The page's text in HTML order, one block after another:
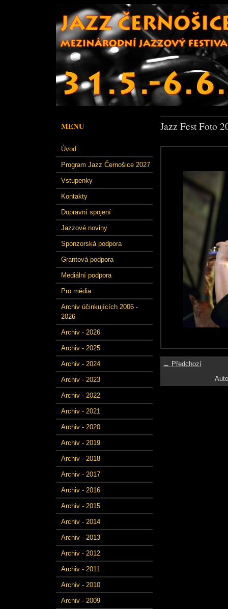
MENU
Úvod
Program Jazz Černošice 2027
Vstupenky
Kontakty
Dopravní spojení
Jazzové noviny
Sponzorská podpora
Grantová podpora
Mediální podpora
Pro média
Archiv účinkujících 2006 -
2026
Archiv - 2026
Archiv - 2025
Archiv - 2024
Archiv - 2023
Archiv - 2022
Archiv - 2021
Archiv - 2020
Archiv - 2019
Archiv - 2018
Archiv - 2017
Archiv - 2016
Archiv - 2015
Archiv - 2014
Archiv - 2013
Archiv - 2012
Archiv - 2011
Archiv - 2010
Archiv - 2009
Jazz Fest Foto
← Předchozí